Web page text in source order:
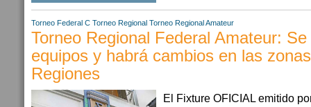
Torneo Federal C Torneo Regional Torneo Regional Amateur
Torneo Regional Federal Amateur:
equipos y habrá cambios en las
Regiones
El Fixture OFICIAL emitido